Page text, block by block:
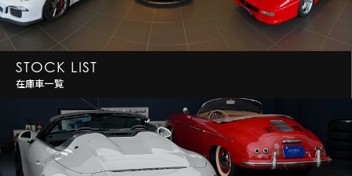
STOCK LIST
在庫車一覧